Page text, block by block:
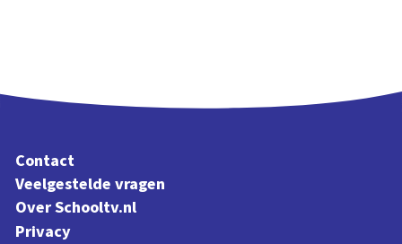
Contact
Veelgestelde vragen
Over Schooltv.nl
Privacy